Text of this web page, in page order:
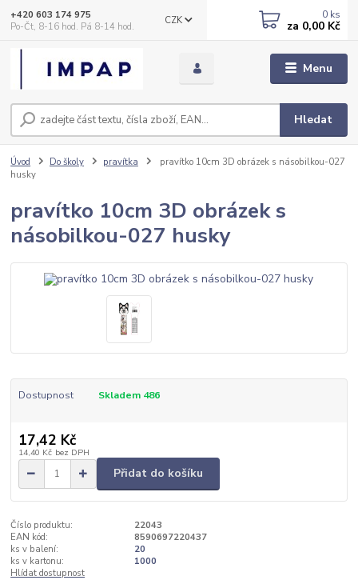
Menu
CZK
Hledat
+420 603 174 975
Po-Čt, 8-16 hod. Pá 8-14 hod.
0 ks
za 0,00 Kč
Úvod Do školy pravítka
pravítko 10cm 3D obrázek s násobilkou-027
husky
pravítko 10cm 3D obrázek s
násobilkou-027 husky
Dostupnost Skladem 486
17,42 Kč
14,40 Kč bez DPH
Přidat do košíku
Číslo produktu:
22043
EAN kód:
8590697220437
ks v balení:
20
ks v kartonu:
1000
Hlídat dostupnost